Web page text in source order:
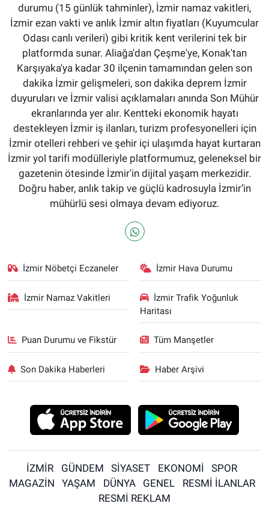
durumu (15 günlük tahminler), İzmir namaz vakitleri,
İzmir ezan vakti ve anlık İzmir altın fiyatları (Kuyumcular
Odası canlı verileri) gibi kritik kent verilerini tek bir
platformda sunar. Aliağa'dan Çeşme'ye, Konak'tan
Karşıyaka'ya kadar 30 ilçenin tamamından gelen son
dakika İzmir gelişmeleri, son dakika deprem İzmir
duyuruları ve İzmir valisi açıklamaları anında Son Mühür
ekranlarında yer alır. Kentteki ekonomik hayatı
destekleyen İzmir iş ilanları, turizm profesyonelleri için
İzmir otelleri rehberi ve şehir içi ulaşımda hayat kurtaran
İzmir yol tarifi modülleriyle platformumuz, geleneksel bir
gazetenin ötesinde İzmir'in dijital yaşam merkezidir.
Doğru haber, anlık takip ve güçlü kadrosuyla İzmir’in
mühürlü sesi olmaya devam ediyoruz.
İzmir Nöbetçi Eczaneler İzmir Hava Durumu
İzmir Namaz Vakitleri
İzmir Trafik Yoğunluk
Haritası
Puan Durumu ve Fikstür Tüm Manşetler
Son Dakika Haberleri Haber Arşivi
İZMİR GÜNDEM SİYASET EKONOMİ
SPOR
MAGAZİN
YAŞAM DÜNYA GENEL
RESMİ İLANLAR
RESMİ REKLAM